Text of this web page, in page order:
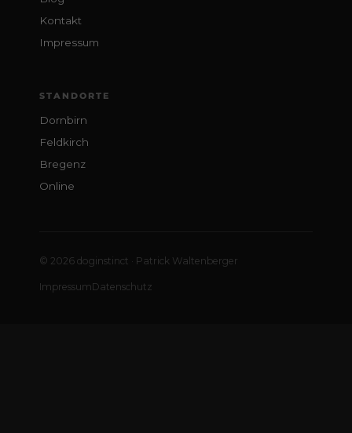
Kontakt
Impressum
STANDORTE
Dornbirn
Feldkirch
Bregenz
Online
© 2026 doginstinct · Patrick Waltenberger
ImpressumDatenschutz